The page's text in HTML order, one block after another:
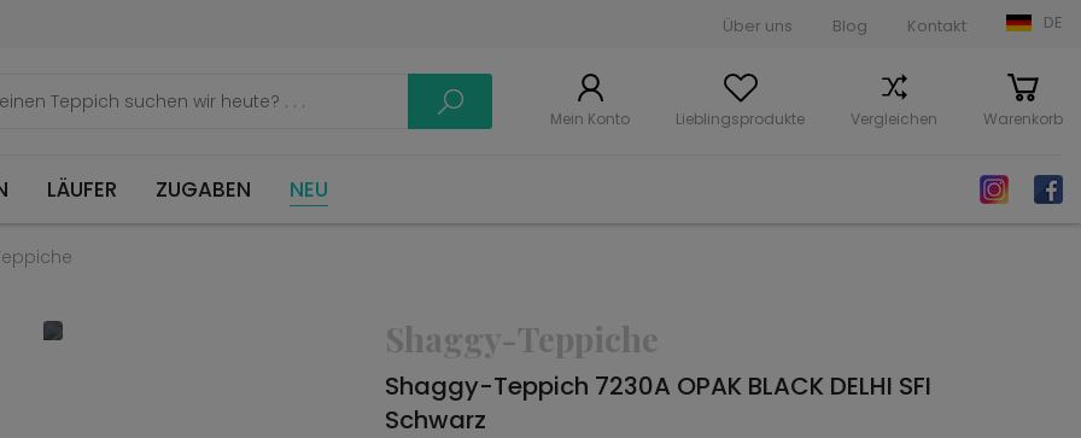
Über uns Blog Kontakt DE
Mein Konto Lieblingsprodukte Vergleichen Warenkorb
LÄUFER ZUGABEN NEU
Shaggy-Teppiche
Shaggy-Teppich 7230A OPAK BLACK DELHI SFI
Schwarz